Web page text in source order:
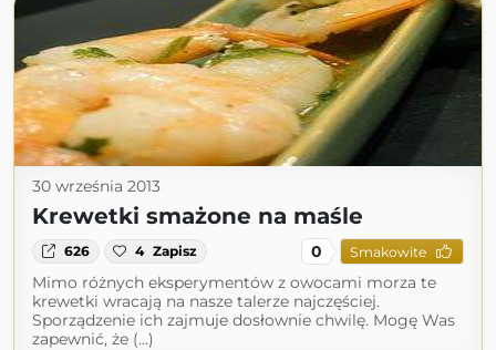
30 września 2013
Krewetki smażone na maśle
626 4 Zapisz 0 Smakowite
Mimo różnych eksperymentów z owocami morza te
krewetki wracają na nasze talerze najczęściej.
Sporządzenie ich zajmuje dosłownie chwilę. Mogę Was
zapewnić, że (...)